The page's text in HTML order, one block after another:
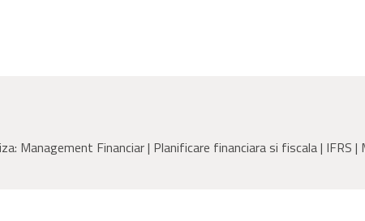
Management Financiar | Planificare financiara si fiscala | IFRS |